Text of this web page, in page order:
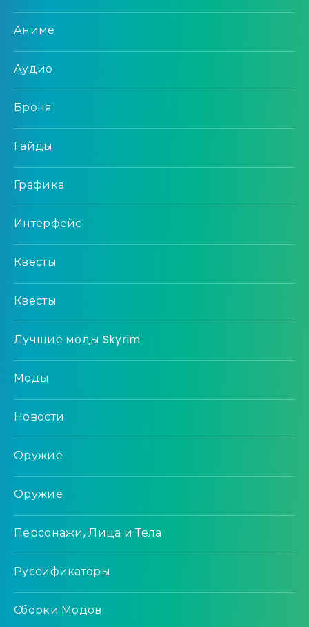
Аниме
Аудио
Броня
Гайды
Графика
Интерфейс
Квесты
Квесты
Лучшие моды Skyrim
Моды
Новости
Оружие
Оружие
Персонажи, Лица и Тела
Руссификаторы
Сборки Модов